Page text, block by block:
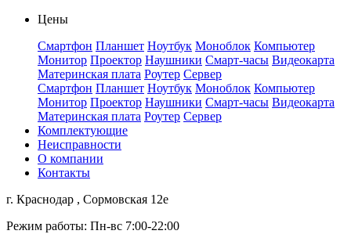
Цены
Смартфон Планшет Ноутбук Моноблок Компьютер
Монитор Проектор Наушники Смарт-часы Видеокарта
Материнская плата Роутер Сервер
Смартфон Планшет Ноутбук Моноблок Компьютер
Монитор Проектор Наушники Смарт-часы Видеокарта
Материнская плата Роутер Сервер
Комплектующие
Неисправности
О компании
Контакты
г. Краснодар , Сормовская 12е
Режим работы: Пн-вс 7:00-22:00